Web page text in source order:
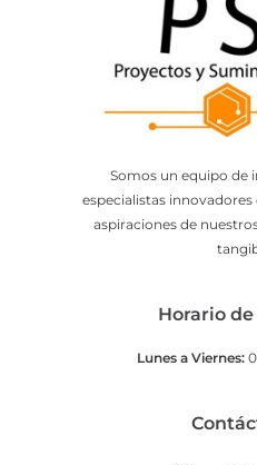
Somos un equipo de
especialistas
aspiraciones de
Horario
Lunes a Viernes: